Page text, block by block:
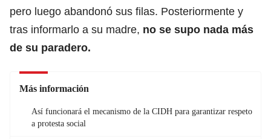
pero luego abandonó sus filas. Posteriormente y
tras informarlo a su madre, no se supo nada más
de su paradero.
Más información
Así funcionará el mecanismo de la CIDH para garantizar respeto
a protesta social